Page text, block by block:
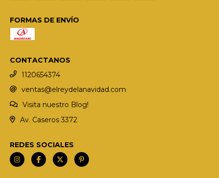
FORMAS DE ENVÍO
CONTACTANOS
1120654374
ventas@elreydelanavidad.com
Visita nuestro Blog!
Av. Caseros 3372
REDES SOCIALES